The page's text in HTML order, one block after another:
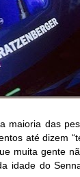
maioria das
até dizem
muita gente
idade do